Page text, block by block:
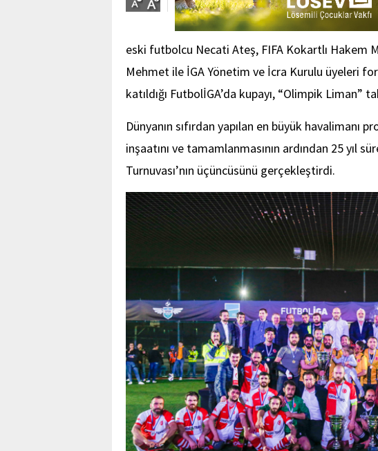
eski futbolcu Necati Ateş, FIFA Kokartlı Hakem
Mehmet ile İGA Yönetim ve İcra Kurulu üyeleri
katıldığı FutbolİGA’da kupayı, “Olimpik Liman”
Dünyanın sıfırdan yapılan en büyük havalimanı
inşaatını ve tamamlanmasının ardından 25 yıl
Turnuvası’nın üçüncüsünü gerçekleştirdi.